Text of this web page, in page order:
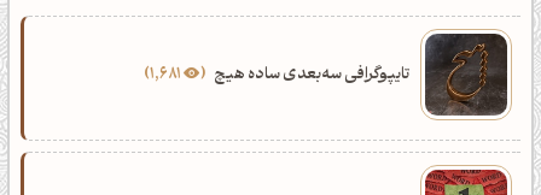
تایپوگرافی سه‌بعدی ساده هیچ